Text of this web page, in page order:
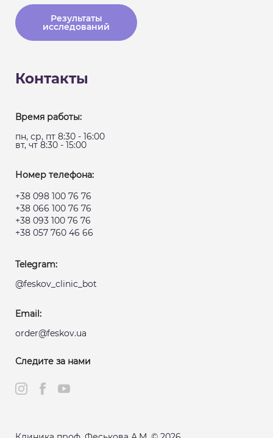
Результаты
исследований
Контакты
Время работы:
пн, ср, пт 8:30 - 16:00
вт, чт 8:30 - 15:00
Номер телефона:
+38 098 100 76 76
+38 066 100 76 76
+38 093 100 76 76
+38 057 760 46 66
Telegram:
@feskov_clinic_bot
Email:
order@feskov.ua
Следите за нами